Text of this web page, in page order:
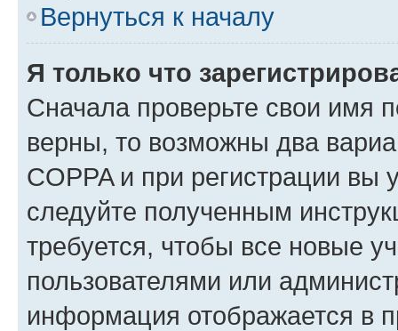
Вернуться к началу
Я только что
Сначала проверьте свои имя
верны, то возможны два
COPPA и при регистрации вы
следуйте полученным
требуется, чтобы все новые
пользователями или
информация отображается в